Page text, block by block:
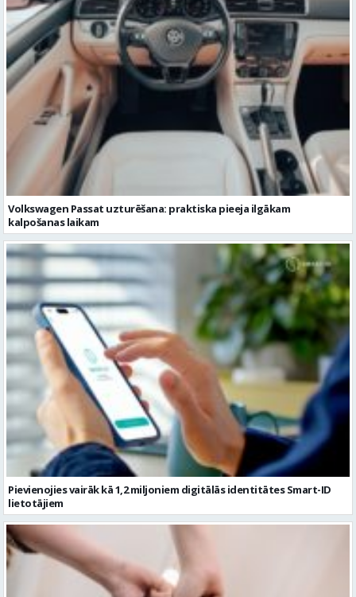
Volkswagen Passat uzturēšana: praktiska pieeja ilgākam
kalpošanas laikam
Pievienojies vairāk kā 1,2 miljoniem digitālās identitātes Smart-ID
lietotājiem